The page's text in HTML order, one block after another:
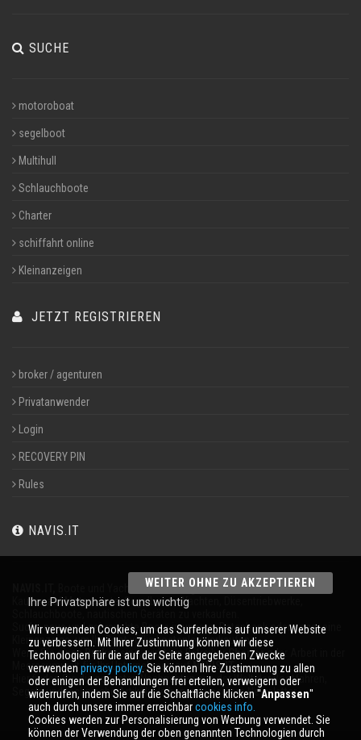
SUCHE
motoroboat
segelboot
Multihull
Schlauchboote
Charter
schiffahrt online
Kleinanzeigen
JETZT REGISTRIEREN
broker / agenturen
Privatanwender
Login
RECOVERY PIN
Rules
NAVIS.IT
Boote und Yachten an 365 Tagen im Jahr
Kaufen auf Motorboote, Segelboote, Yachten, Düsentriebwerke,
Suche neue und gebrauchte Boote in unserer Datenbank oder sogar eine
Kleinanzeige, um Ihr Boot völlig kostenlos verkaufen.
Wenn Sie einenBrokersind, wirbt ein BetreiberCharteroder Arbeit in der
Meeresumwelt für Ihr Unternehmen aufNAVIS.IT.
Hier finden Sie die neuesten Nachrichten aus der Welt der Bootfahren,
Segeln und technische Artikel; bleiben mit unserem Newsletter.
WEITER OHNE ZU AKZEPTIEREN
Ihre Privatsphäre ist uns wichtig
Wir verwenden Cookies, um das Surferlebnis auf unserer Website
zu verbessern. Mit Ihrer Zustimmung können wir diese
Technologien für die auf der Seite angegebenen Zwecke
verwenden privacy policy. Sie können Ihre Zustimmung zu allen
oder einigen der Behandlungen frei erteilen, verweigern oder
widerrufen, indem Sie auf die Schaltfläche klicken ''Anpassen''
auch durch unsere immer erreichbarcookies info.
Cookies werden zur Personalisierung von Werbung verwendet. Sie
können der Verwendung der oben genannten Technologien durch